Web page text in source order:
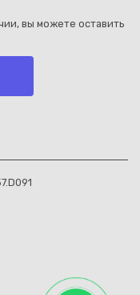
вы можете оставить